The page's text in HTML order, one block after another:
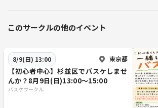
このサークルの他のイベント
8/9(日) 13:00 東京都
【初心者中心】杉並区でバスケしませ
んか？8月9日(日)13:00〜15:00
バスケサークル